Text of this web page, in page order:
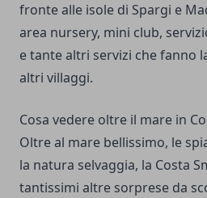
fronte alle isole di Spargi e
area nursery, mini club,
e tante altri servizi che fanno
altri villaggi.
Cosa vedere oltre il mare in
Oltre al mare bellissimo, le
la natura selvaggia, la Costa
tantissimi altre sorprese da